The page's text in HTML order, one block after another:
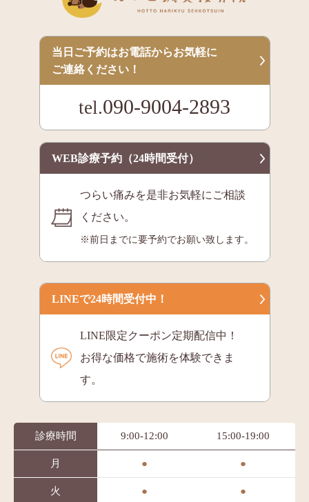
当日ご予約はお電話からお気軽に
ご連絡ください！
tel.090-9004-2893
WEB診療予約（24時間受付）
つらい痛みを是非お気軽にご相談
ください。
※前日までに要予約でお願い致します。
LINEで24時間受付中！
LINE限定クーポン定期配信中！
お得な価格で施術を体験できま
す。
診療時間 9:00-12:00 15:00-19:00
月 ● ●
火 ● ●